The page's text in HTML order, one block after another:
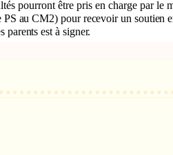
pourront être pris en charge par le
PS au CM2) pour recevoir un soutien
parents est à signer.